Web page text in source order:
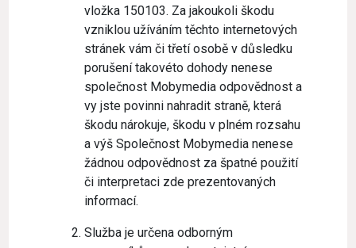
vložka 150103. Za jakoukoli škodu
vzniklou užíváním těchto internetových
stránek vám či třetí osobě v důsledku
porušení takovéto dohody nenese
společnost Mobymedia odpovědnost a
vy jste povinni nahradit straně, která
škodu nárokuje, škodu v plném rozsahu
a výš Společnost Mobymedia nenese
žádnou odpovědnost za špatné použití
či interpretaci zde prezentovaných
informací.
Služba je určena odborným